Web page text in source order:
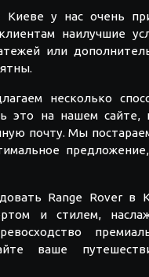
у нас очень
наилучшие
или
несколько
это на нашем сайте,
почту. Мы
Range Rover в
и стилем,
ваше